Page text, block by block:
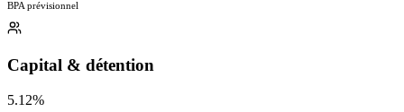
BPA prévisionnel
Capital & détention
5.12%